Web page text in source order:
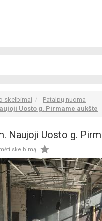
skelbimai
Patalpų nuoma
Uosto g. Pirmame aukšte
Naujoji Uosto g.
skelbimą 